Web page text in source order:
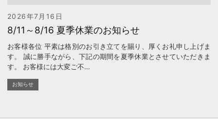
2026年7月16日
8/11～8/16 夏季休業のお知らせ
お客様各位 平素は格別のお引き立てを賜り、厚くお礼申し上げま
す。 誠に勝手ながら、下記の期間を夏季休業とさせていただきま
す。 お客様には大変ご不...
お知らせ